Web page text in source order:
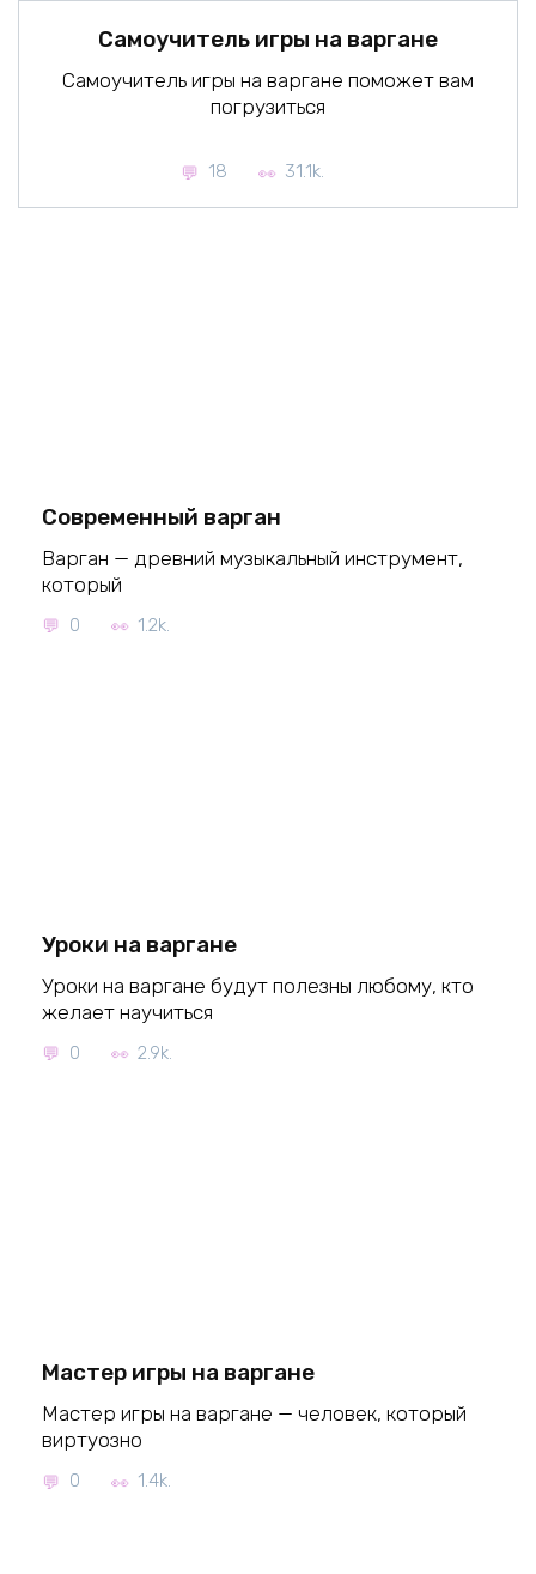
Самоучитель игры на варгане
Самоучитель игры на варгане поможет вам
погрузиться
18 31.1k.
Современный варган
Варган — древний музыкальный инструмент,
который
0 1.2k.
Уроки на варгане
Уроки на варгане будут полезны любому, кто
желает научиться
0 2.9k.
Мастер игры на варгане
Мастер игры на варгане — человек, который
виртуозно
0 1.4k.